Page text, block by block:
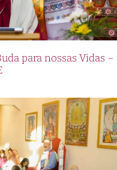
para nossas Vidas –